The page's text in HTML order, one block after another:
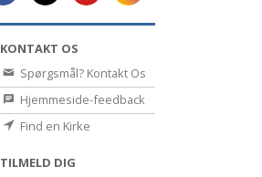
KONTAKT OS
Spørgsmål? Kontakt Os
Hjemmeside-feedback
Find en Kirke
TILMELD DIG